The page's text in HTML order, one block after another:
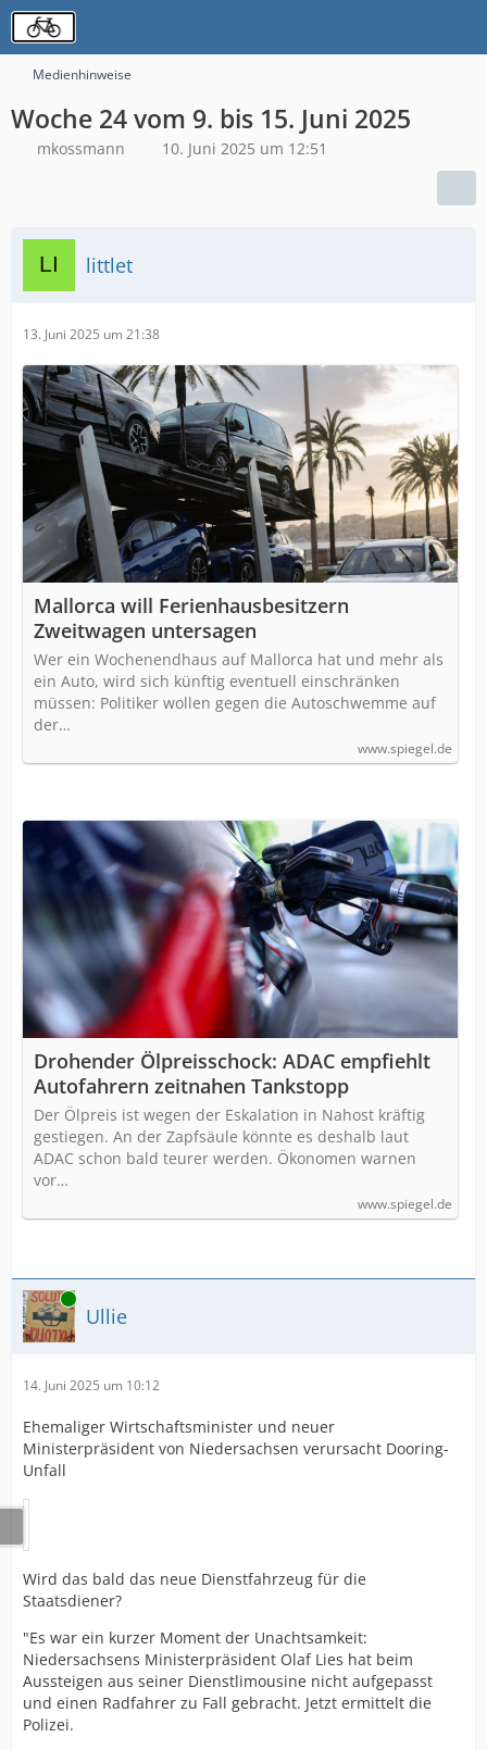
Medienhinweise
Woche 24 vom 9. bis 15. Juni 2025
mkossmann 10. Juni 2025 um 12:51
littlet
13. Juni 2025 um 21:38
Mallorca will Ferienhausbesitzern
Zweitwagen untersagen
Wer ein Wochenendhaus auf Mallorca hat und mehr als
ein Auto, wird sich künftig eventuell einschränken
müssen: Politiker wollen gegen die Autoschwemme auf
der…
www.spiegel.de
Drohender Ölpreisschock: ADAC empfiehlt
Autofahrern zeitnahen Tankstopp
Der Ölpreis ist wegen der Eskalation in Nahost kräftig
gestiegen. An der Zapfsäule könnte es deshalb laut
ADAC schon bald teurer werden. Ökonomen warnen
vor…
www.spiegel.de
Online
Ullie
14. Juni 2025 um 10:12
Ehemaliger Wirtschaftsminister und neuer
Ministerpräsident von Niedersachsen verursacht Dooring-
Unfall
Wird das bald das neue Dienstfahrzeug für die
Staatsdiener?
"Es war ein kurzer Moment der Unachtsamkeit:
Niedersachsens Ministerpräsident Olaf Lies hat beim
Aussteigen aus seiner Dienstlimousine nicht aufgepasst
und einen Radfahrer zu Fall gebracht. Jetzt ermittelt die
Polizei.